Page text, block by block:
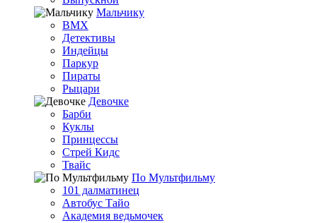
Мальчику
BMX
Детективы
Индейцы
Паркур
Пираты
Рыцари
Девочке
Барби
Куклы
Принцессы
Стрей Кидс
Твайс
По Мультфильму
101 далматинец
Автобус Тайо
Академия ведьмочек